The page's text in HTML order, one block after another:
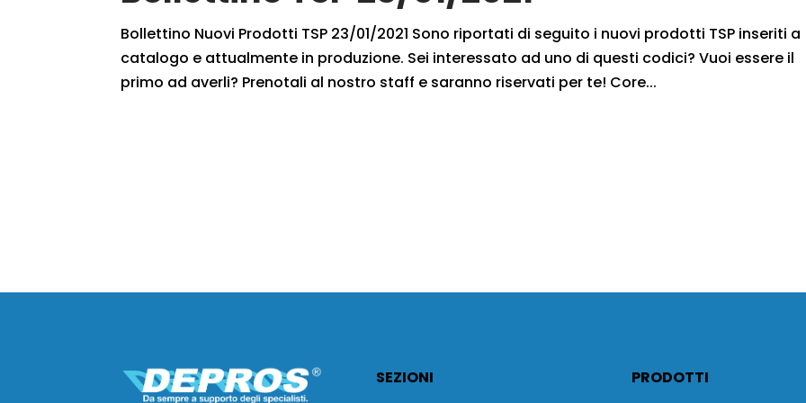
Bollettino Nuovi Prodotti TSP 23/01/2021 Sono riportati di seguito i nuovi prodotti TSP inseriti a
catalogo e attualmente in produzione. Sei interessato ad uno di questi codici? Vuoi essere il
primo ad averli? Prenotali al nostro staff e saranno riservati per te! Core...
SEZIONI
PRODOTTI